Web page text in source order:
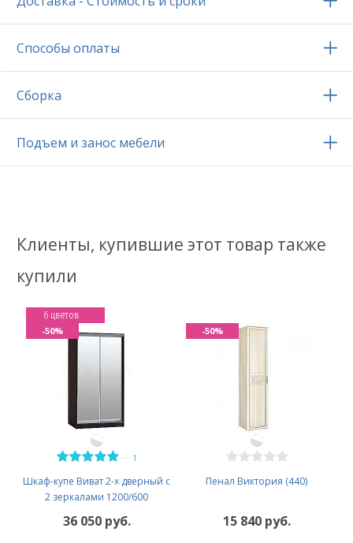
Способы оплаты
Сборка
Подъем и занос мебели
Клиенты, купившие этот товар также
купили
1
Шкаф-купе Виват 2-х дверный с
2 зеркалами 1200/600
6 цветов
36 050 руб.
-50%
Пенал Виктория (440)
15 840 руб.
-50%